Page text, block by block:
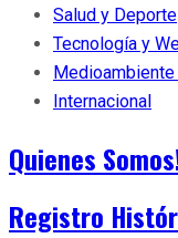
Salud y Deporte
Tecnología y
Internacional
Quienes
Registro